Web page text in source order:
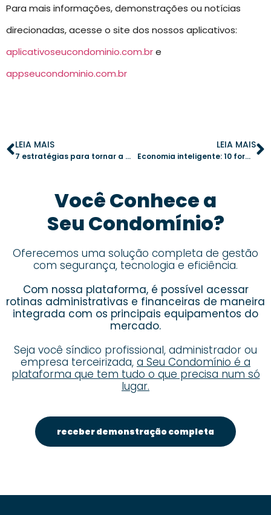
Para mais informações, demonstrações ou notícias
direcionadas, acesse o site dos nossos aplicativos:
aplicativoseucondominio.com.bre
appseucondominio.com.br
LEIA MAIS
7 estratégias para tornar a gestão do seu condomínio mais transparente e eficiente
LEIA MAIS
Economia inteligente: 10 formas de reduzir custos no condomínio sem comprometer a qualidade
Você Conhece a
Seu Condomínio?
Oferecemos uma solução completa de gestão
com segurança, tecnologia e eficiência.
Com nossa plataforma, é possível acessar
rotinas administrativas e financeiras de maneira
integrada com os principais equipamentos do
mercado.
Seja você síndico profissional, administrador ou
empresa terceirizada, a Seu Condomínio é a
plataforma que tem tudo o que precisa num só
lugar.
receber demonstração completa